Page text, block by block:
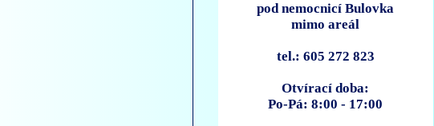
pod nemocnicí Bulovka
mimo areál
tel.: 605 272 823
Otvírací doba:
Po-Pá: 8:00 - 17:00